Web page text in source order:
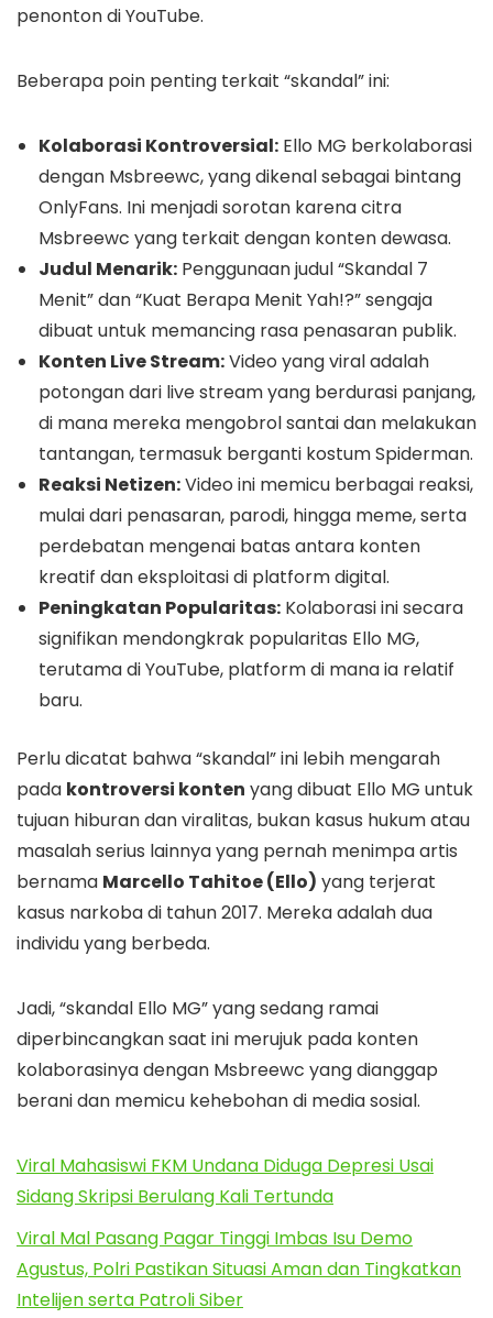
penonton di YouTube.
Beberapa poin penting terkait “skandal” ini:
Kolaborasi Kontroversial: Ello MG berkolaborasi
dengan Msbreewc, yang dikenal sebagai bintang
OnlyFans. Ini menjadi sorotan karena citra
Msbreewc yang terkait dengan konten dewasa.
Judul Menarik: Penggunaan judul “Skandal 7
Menit” dan “Kuat Berapa Menit Yah!?” sengaja
dibuat untuk memancing rasa penasaran publik.
Konten Live Stream:Video yang viral adalah
potongan dari live stream yang berdurasi panjang,
di mana mereka mengobrol santai dan melakukan
tantangan, termasuk berganti kostum Spiderman.
Reaksi Netizen:Video ini memicu berbagai reaksi,
mulai dari penasaran, parodi, hingga meme, serta
perdebatan mengenai batas antara konten
kreatif dan eksploitasi di platform digital.
Peningkatan Popularitas: Kolaborasi ini secara
signifikan mendongkrak popularitas Ello MG,
terutama di YouTube, platform di mana ia relatif
baru.
Perlu dicatat bahwa “skandal” ini lebih mengarah
pada kontroversi konten yang dibuat Ello MG untuk
tujuan hiburan dan viralitas, bukan kasus hukum atau
masalah serius lainnya yang pernah menimpa artis
bernama Marcello Tahitoe (Ello) yang terjerat
kasus narkoba di tahun 2017. Mereka adalah dua
individu yang berbeda.
Jadi, “skandal Ello MG” yang sedang ramai
diperbincangkan saat ini merujuk pada konten
kolaborasinya dengan Msbreewc yang dianggap
berani dan memicu kehebohan di media sosial.
Viral Mahasiswi FKM Undana Diduga Depresi Usai
Sidang Skripsi Berulang Kali Tertunda
Viral Mal Pasang Pagar Tinggi Imbas Isu Demo
Agustus, Polri Pastikan Situasi Aman dan Tingkatkan
Intelijen serta Patroli Siber